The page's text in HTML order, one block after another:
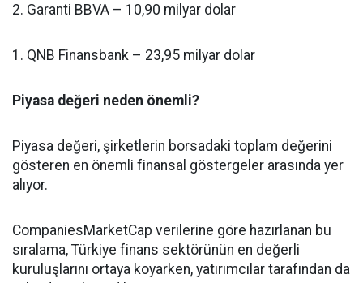
2. Garanti BBVA – 10,90 milyar dolar
1. QNB Finansbank – 23,95 milyar dolar
Piyasa değeri neden önemli?
Piyasa değeri, şirketlerin borsadaki toplam değerini
gösteren en önemli finansal göstergeler arasında yer
alıyor.
CompaniesMarketCap verilerine göre hazırlanan bu
sıralama, Türkiye finans sektörünün en değerli
kuruluşlarını ortaya koyarken, yatırımcılar tarafından da